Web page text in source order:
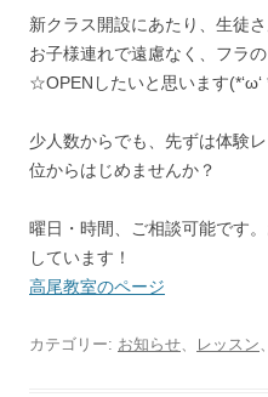
新クラス開設にあたり、生徒
お子様連れで遠慮なく、フラ
☆OPENしたいと思います(*‘ω‘
少人数からでも、先ずは体験
位からはじめませんか？
曜日・時間、ご相談可能です
しています！
高尾教室のページ
カテゴリー: お知らせ、 レッスン、